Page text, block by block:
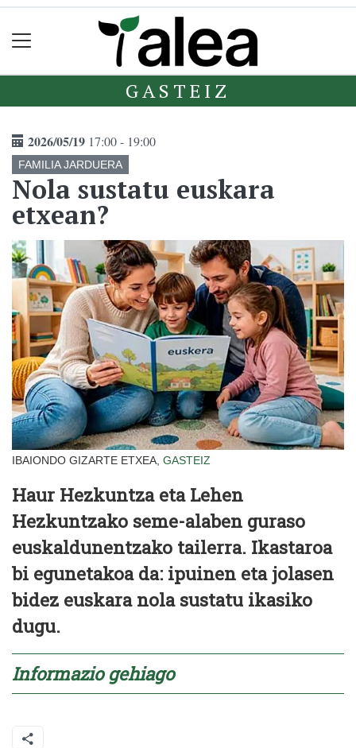
GASTEIZ
2026/05/19 17:00 - 19:00
FAMILIA JARDUERA
Nola sustatu euskara
etxean?
IBAIONDO GIZARTE ETXEA, GASTEIZ
Haur Hezkuntza eta Lehen
Hezkuntzako seme-alaben guraso
euskaldunentzako tailerra. Ikastaroa
bi egunetakoa da: ipuinen eta jolasen
bidez euskara nola sustatu ikasiko
dugu.
Informazio gehiago